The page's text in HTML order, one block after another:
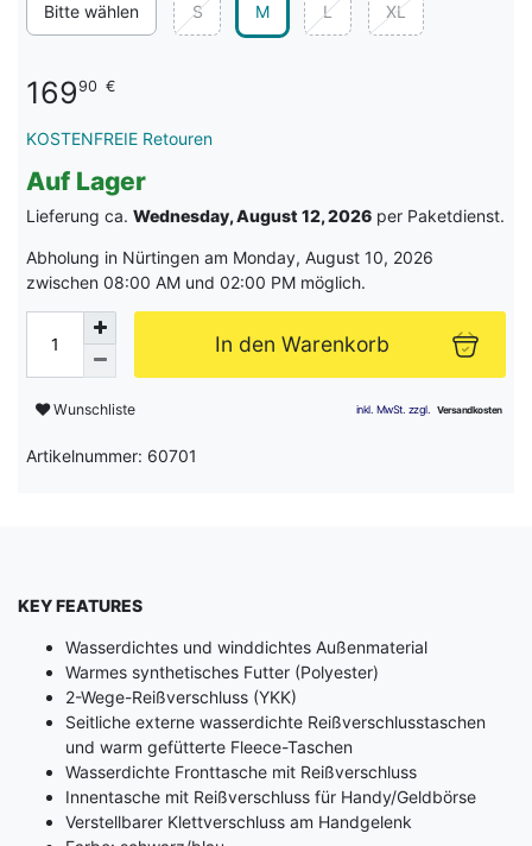
Bitte wählen S M L XL
16990 €
KOSTENFREIE Retouren
Auf Lager
Lieferung ca. Wednesday, August 12, 2026 per Paketdienst.
Abholung in Nürtingen am Monday, August 10, 2026
zwischen 08:00 AM und 02:00 PM möglich.
In den Warenkorb
Wunschliste
Artikelnummer: 60701
KEY FEATURES
Wasserdichtes und winddichtes Außenmaterial
Warmes synthetisches Futter (Polyester)
2-Wege-Reißverschluss (YKK)
Seitliche externe wasserdichte Reißverschlusstaschen
und warm gefütterte Fleece-Taschen
Wasserdichte Fronttasche mit Reißverschluss
Innentasche mit Reißverschluss für Handy/Geldbörse
Verstellbarer Klettverschluss am Handgelenk